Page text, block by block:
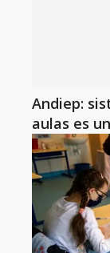
Andiep:
aulas es